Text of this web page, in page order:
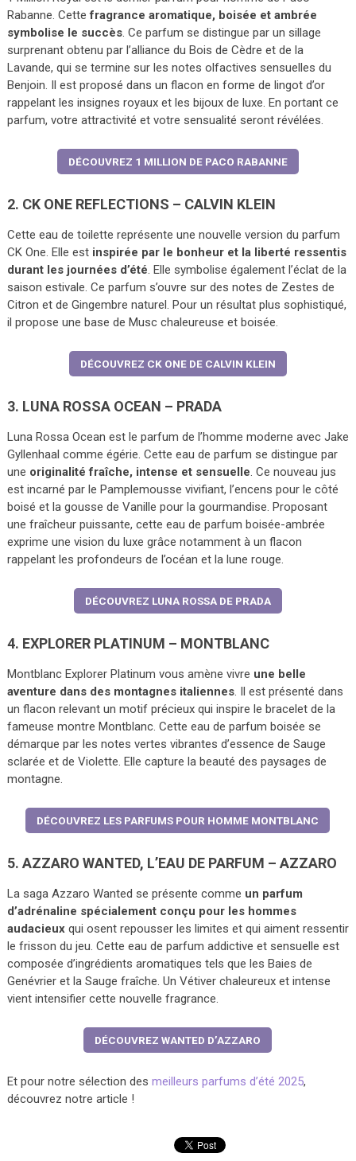
Rabanne. Cettefragrance aromatique, boisée et ambrée
symbolise le succès. Ce parfum se distingue par un sillage
surprenant obtenu par l’alliance du Bois de Cèdre et de la
Lavande, qui se termine sur les notes olfactives sensuelles du
Benjoin. Il est proposé dans un flacon en forme de lingot d’or
rappelant les insignes royaux et les bijoux de luxe. En portant ce
parfum, votre attractivité et votre sensualité seront révélées.
DÉCOUVREZ 1 MILLION DE PACO RABANNE
2. CK ONE REFLECTIONS – CALVIN KLEIN
Cette eau de toilette représente une nouvelle version du parfum
CK One. Elle est inspirée par le bonheur et la liberté ressentis
durant les journées d’été. Elle symbolise également l’éclat de la
saison estivale. Ce parfum s’ouvre sur des notes de Zestes de
Citron et de Gingembre naturel. Pour un résultat plus sophistiqué,
il propose une base de Musc chaleureuse et boisée.
DÉCOUVREZ CK ONE DE CALVIN KLEIN
3. LUNA ROSSA OCEAN – PRADA
Luna Rossa Ocean est le parfum de l’homme moderne avec Jake
Gyllenhaal comme égérie. Cette eau de parfum se distingue par
une originalité fraîche, intense et sensuelle. Ce nouveau jus
est incarné par le Pamplemousse vivifiant, l’encens pour le côté
boisé et la gousse de Vanille pour la gourmandise. Proposant
une fraîcheur puissante, cette eau de parfum boisée-ambrée
exprime une vision du luxe grâce notamment à un flacon
rappelant les profondeurs de l’océan et la lune rouge.
DÉCOUVREZ LUNA ROSSA DE PRADA
4. EXPLORER PLATINUM – MONTBLANC
Montblanc Explorer Platinum vous amène vivre une belle
aventure dans des montagnes italiennes. Il est présenté dans
un flacon relevant un motif précieux qui inspire le bracelet de la
fameuse montre Montblanc. Cette eau de parfum boisée se
démarque par les notes vertes vibrantes d’essence de Sauge
sclarée et de Violette. Elle capture la beauté des paysages de
montagne.
DÉCOUVREZ LES PARFUMS POUR HOMME MONTBLANC
5. AZZARO WANTED, L’EAU DE PARFUM – AZZARO
La saga Azzaro Wanted se présente comme un parfum
d’adrénaline spécialement conçu pour les hommes
audacieuxqui osent repousser les limites et qui aiment ressentir
le frisson du jeu. Cette eau de parfum addictive et sensuelle est
composée d’ingrédients aromatiques tels que les Baies de
Genévrier et la Sauge fraîche. Un Vétiver chaleureux et intense
vient intensifier cette nouvelle fragrance.
DÉCOUVREZ WANTED D’AZZARO
Et pour notre sélection des meilleurs parfums d’été 2025,
découvrez notre article !